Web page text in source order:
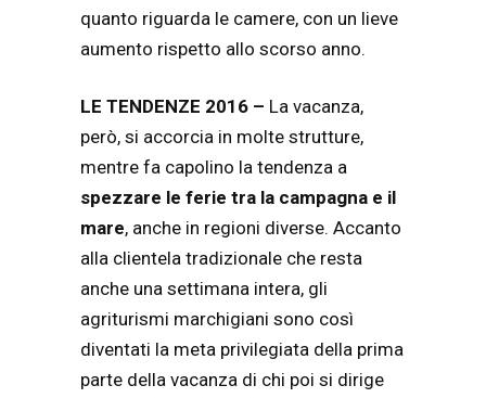
quanto riguarda le camere, con un lieve
aumento rispetto allo scorso anno.
LE TENDENZE 2016 – La vacanza,
però, si accorcia in molte strutture,
mentre fa capolino la tendenza a
spezzare le ferie tra la campagna e il
mare, anche in regioni diverse. Accanto
alla clientela tradizionale che resta
anche una settimana intera, gli
agriturismi marchigiani sono così
diventati la meta privilegiata della prima
parte della vacanza di chi poi si dirige